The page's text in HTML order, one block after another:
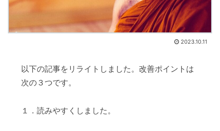
2023.10.11
以下の記事をリライトしました。改善ポイントは
次の３つです。
１．読みやすくしました。